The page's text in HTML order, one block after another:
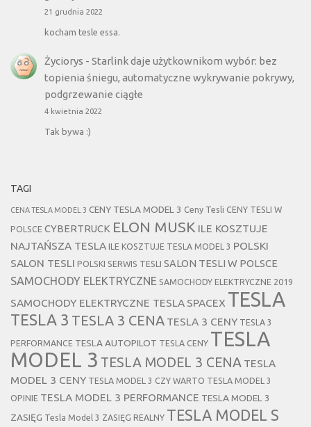
21 grudnia 2022
kocham tesle essa.
Życiorys - Starlink daje użytkownikom wybór: bez
topienia śniegu, automatyczne wykrywanie pokrywy,
podgrzewanie ciągłe
4 kwietnia 2022
Tak bywa :)
TAGI
CENA TESLA MODEL 3 CENY TESLA MODEL 3 Ceny Tesli CENY TESLI W
POLSCE CYBERTRUCK ELON MUSK ILE KOSZTUJE
NAJTAŃSZA TESLA
ILE KOSZTUJE TESLA MODEL 3 POLSKI
SALON TESLI POLSKI SERWIS TESLI SALON TESLI W POLSCE
SAMOCHODY ELEKTRYCZNE SAMOCHODY ELEKTRYCZNE 2019
SAMOCHODY ELEKTRYCZNE TESLA SPACEX TESLA
TESLA 3 TESLA 3 CENA TESLA 3 CENY TESLA 3
PERFORMANCE TESLA AUTOPILOT TESLA CENY TESLA
MODEL 3 TESLA MODEL 3 CENA TESLA
MODEL 3 CENY TESLA MODEL 3 CZY WARTO TESLA MODEL 3
OPINIE TESLA MODEL 3 PERFORMANCE TESLA MODEL 3
ZASIĘG Tesla Model 3 ZASIĘG REALNY TESLA MODEL S